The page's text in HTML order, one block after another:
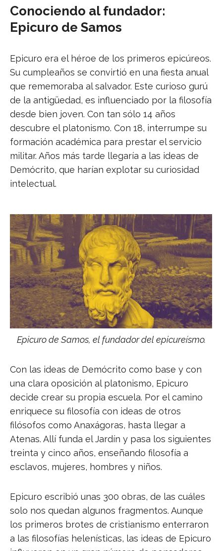
Conociendo al fundador:
Epicuro de Samos
Epicuro era el héroe de los primeros epicúreos.
Su cumpleaños se convirtió en una fiesta anual
que rememoraba al salvador. Este curioso gurú
de la antigüedad, es influenciado por la filosofía
desde bien joven. Con tan sólo 14 años
descubre el platonismo. Con 18, interrumpe su
formación académica para prestar el servicio
militar. Años más tarde llegaría a las ideas de
Demócrito, que harían explotar su curiosidad
intelectual.
Epicuro de Samos, el fundador del epicureísmo.
Con las ideas de Demócrito como base y con
una clara oposición al platonismo, Epicuro
decide crear su propia escuela. Por el camino
enriquece su filosofía con ideas de otros
filósofos como Anaxágoras, hasta llegar a
Atenas. Allí funda el Jardín y pasa los siguientes
treinta y cinco años, enseñando filosofía a
esclavos, mujeres, hombres y niños.
Epicuro escribió unas 300 obras, de las cuáles
solo nos quedan algunos fragmentos. Aunque
los primeros brotes de cristianismo enterraron
a las filosofías helenísticas, las ideas de Epicuro